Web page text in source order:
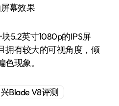
幕效果
5.2英寸1080p的IPS屏
拥有较大的可视角度，倾
现象。